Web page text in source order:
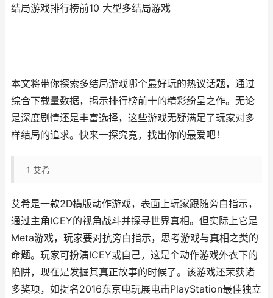
结局游戏排行榜前10 大型多结局游戏
本文将带你探索多结局游戏哪个最好玩的热议话题，通过
综合下载量数据，揭示排行榜前十的精彩纷呈之作。无论
是深度剧情还是丰富选择，这些游戏无疑满足了玩家对多
样结局的追求。快来一探究竟，找出你的最爱吧！
1 艾希
艾希是一款2D横版动作游戏，表面上玩家跟随旁白指示，
通过主角ICEY的视角战斗并探寻世界真相。但实际上它是
Meta游戏，玩家要对抗旁白指示，思考游戏与真相之类的
命题。玩家可扮演ICEY或自己，这是个动作游戏外衣下的
陷阱，现在是发掘其真正故事的时候了。该游戏还荣获诸
多奖项，如提名2016东京电玩展电击PlayStation最佳独立